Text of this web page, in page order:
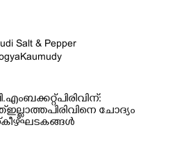
ബക്കറ്റ് പിരിവിന്:
ഇല്ലാത്ത പിരിവിനെ ചോദ്യം
കീഴ്ഘടകങ്ങൾ